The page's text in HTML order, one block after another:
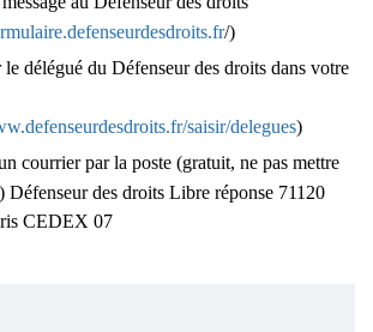
/)
le délégué du Défenseur des droits dans votre
saisir/delegues)
courrier par la poste (gratuit, ne pas mettre
Défenseur des droits Libre réponse 71120
CEDEX 07